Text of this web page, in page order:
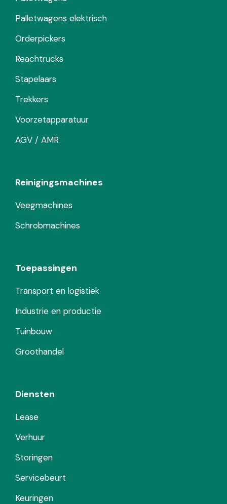
Palletwagens elektrisch
Orderpickers
Reachtrucks
Stapelaars
Trekkers
Voorzetapparatuur
AGV / AMR
Reinigingsmachines
Veegmachines
Schrobmachines
Toepassingen
Transport en logistiek
Industrie en productie
Tuinbouw
Groothandel
Diensten
Lease
Verhuur
Storingen
Servicebeurt
Keuringen